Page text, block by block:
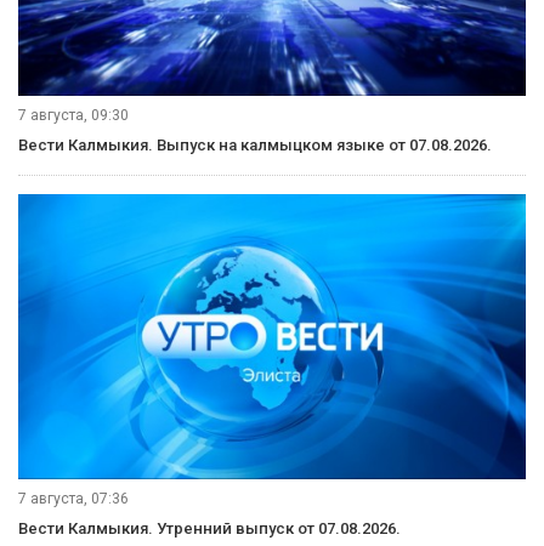
7 августа, 09:30
Вести Калмыкия. Выпуск на калмыцком языке от 07.08.2026.
7 августа, 07:36
Вести Калмыкия. Утренний выпуск от 07.08.2026.